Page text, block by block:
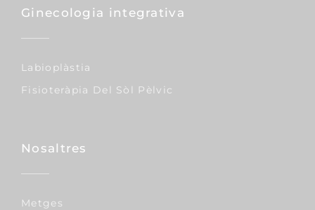
Ginecologia integrativa
Labioplàstia
Fisioteràpia Del Sòl Pèlvic
Nosaltres
Metges